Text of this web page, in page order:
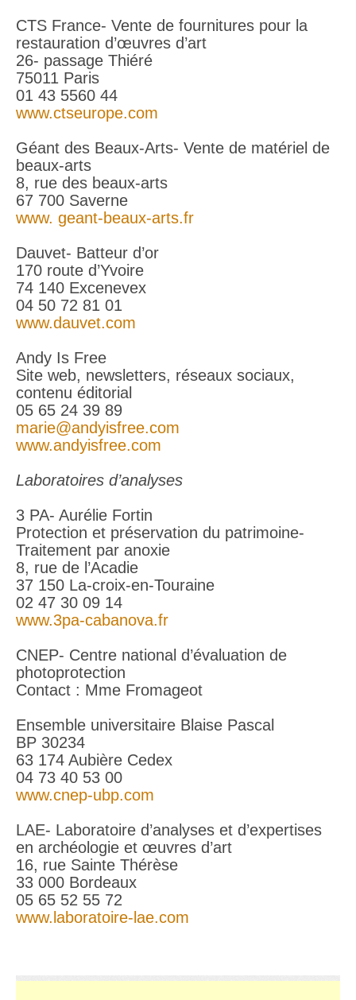
CTS France- Vente de fournitures pour la
restauration d’œuvres d’art
26- passage Thiéré
75011 Paris
01 43 5560 44
www.ctseurope.com
Géant des Beaux-Arts- Vente de matériel de
beaux-arts
8, rue des beaux-arts
67 700 Saverne
www. geant-beaux-arts.fr
Dauvet- Batteur d’or
170 route d’Yvoire
74 140 Excenevex
04 50 72 81 01
www.dauvet.com
Andy Is Free
Site web, newsletters, réseaux sociaux,
contenu éditorial
05 65 24 39 89
marie@andyisfree.com
www.andyisfree.com
Laboratoires d’analyses
3 PA- Aurélie Fortin
Protection et préservation du patrimoine-
Traitement par anoxie
8, rue de l’Acadie
37 150 La-croix-en-Touraine
02 47 30 09 14
www.3pa-cabanova.fr
CNEP- Centre national d’évaluation de
photoprotection
Contact : Mme Fromageot
Ensemble universitaire Blaise Pascal
BP 30234
63 174 Aubière Cedex
04 73 40 53 00
www.cnep-ubp.com
LAE- Laboratoire d’analyses et d’expertises
en archéologie et œuvres d’art
16, rue Sainte Thérèse
33 000 Bordeaux
05 65 52 55 72
www.laboratoire-lae.com